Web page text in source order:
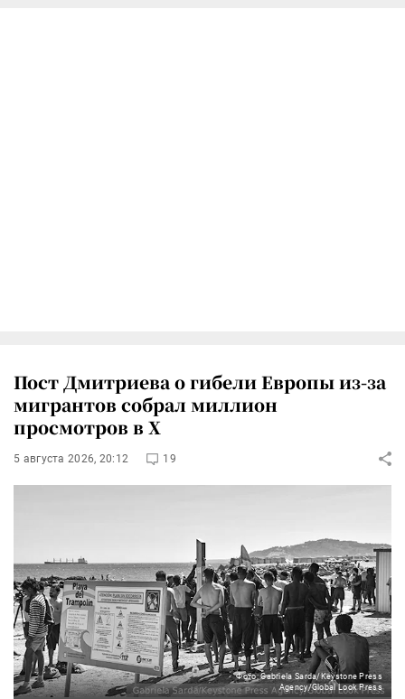
Пост Дмитриева о гибели Европы из-за
мигрантов собрал миллион
просмотров в X
5 августа 2026, 20:12 19
Фото: Gabriela Sarda/Keystone Press
Agency/Global Look Press